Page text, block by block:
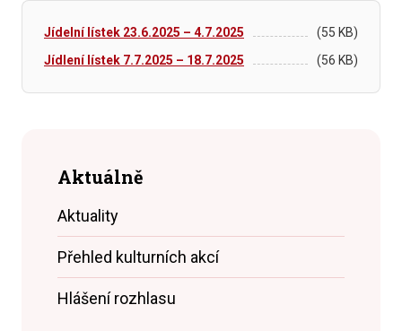
Jídelní lístek 23.6.2025 – 4.7.2025
(55 KB)
Jídlení lístek 7.7.2025 – 18.7.2025
(56 KB)
Aktuálně
Aktuality
Přehled kulturních akcí
Hlášení rozhlasu